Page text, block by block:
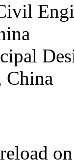
China